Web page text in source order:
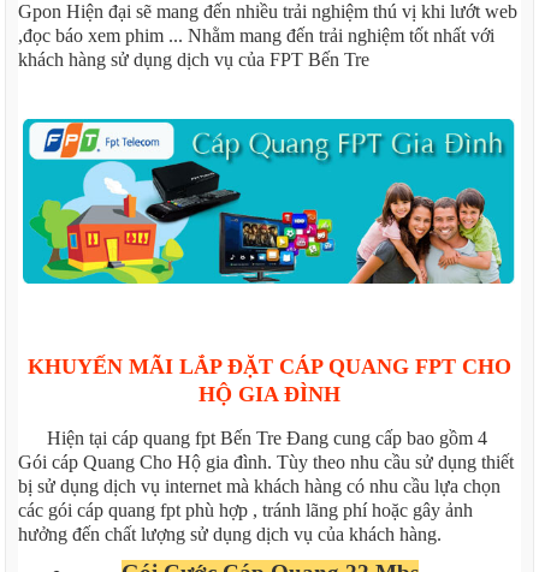
Gpon Hiện đại sẽ mang đến nhiều trải nghiệm thú vị khi lướt web
,đọc báo xem phim ... Nhằm mang đến trải nghiệm tốt nhất với
khách hàng sử dụng dịch vụ của FPT Bến Tre
KHUYẾN MÃI LẮP ĐẶT CÁP QUANG FPT CHO
HỘ GIA ĐÌNH
Hiện tại cáp quang fpt Bến Tre Đang cung cấp bao gồm 4
Gói cáp Quang Cho Hộ gia đình. Tùy theo nhu cầu sử dụng thiết
bị sử dụng dịch vụ internet mà khách hàng có nhu cầu lựa chọn
các gói cáp quang fpt phù hợp , tránh lãng phí hoặc gây ảnh
hưởng đến chất lượng sử dụng dịch vụ của khách hàng.